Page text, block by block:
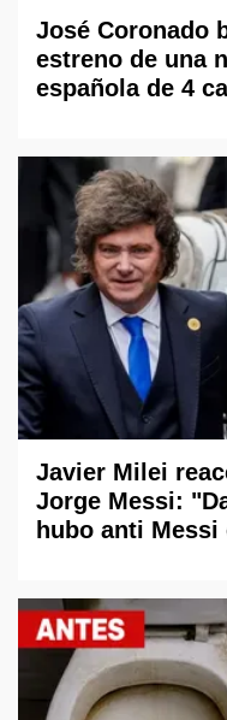
José Coronado
estreno de una
española de 4
Javier Milei
Jorge Messi:
hubo anti